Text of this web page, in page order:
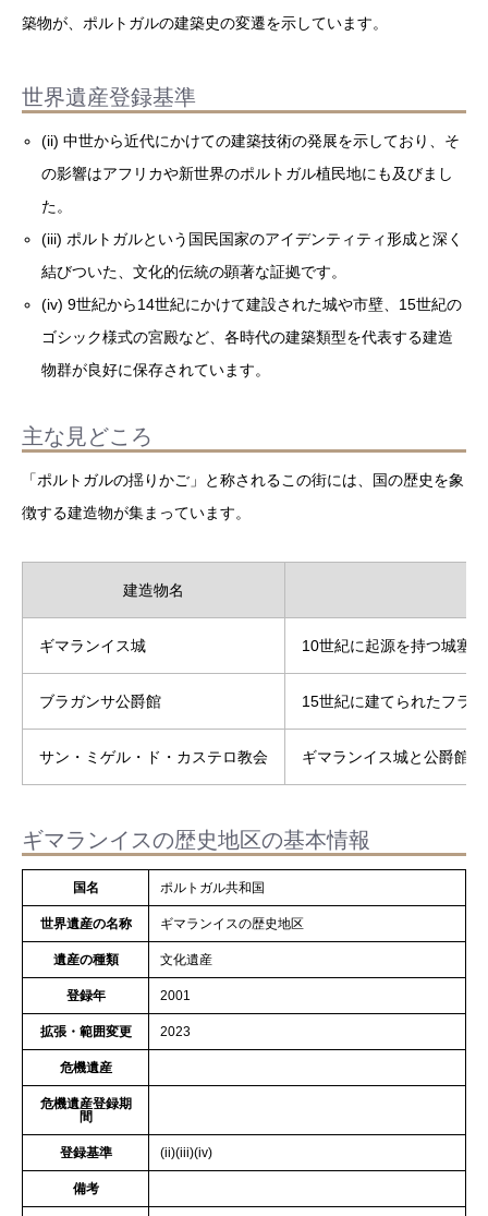
築物が、ポルトガルの建築史の変遷を示しています。
世界遺産登録基準
(ii) 中世から近代にかけての建築技術の発展を示しており、そ
の影響はアフリカや新世界のポルトガル植民地にも及びまし
た。
(iii) ポルトガルという国民国家のアイデンティティ形成と深く
結びついた、文化的伝統の顕著な証拠です。
(iv) 9世紀から14世紀にかけて建設された城や市壁、15世紀の
ゴシック様式の宮殿など、各時代の建築類型を代表する建造
物群が良好に保存されています。
主な見どころ
「ポルトガルの揺りかご」と称されるこの街には、国の歴史を象
徴する建造物が集まっています。
建造物名
ギマランイス城 10世紀に起源を持つ城塞
ブラガンサ公爵館 15世紀に建てられたフラ
サン・ミゲル・ド・カステロ教会 ギマランイス城と公爵館
ギマランイスの歴史地区の基本情報
国名 ポルトガル共和国
世界遺産の名称 ギマランイスの歴史地区
遺産の種類 文化遺産
登録年 2001
拡張・範囲変更 2023
危機遺産
危機遺産登録期
間
登録基準 (ii)(iii)(iv)
備考